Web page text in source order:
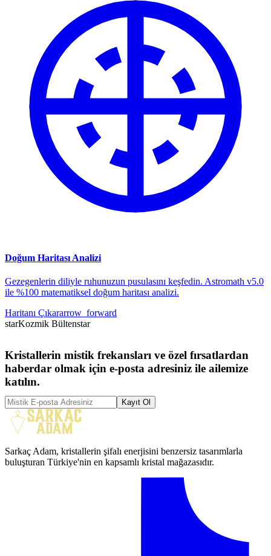
Doğum Haritası Analizi
Gezegenlerin diliyle ruhunuzun pusulasını keşfedin. Astromath v5.0
ile %100 matematiksel doğum haritası analizi.
Haritanı Çıkararrow_forward
starKozmik Bültenstar
Kristallerin mistik frekansları ve özel fırsatlardan
haberdar olmak için e-posta adresiniz ile ailemize
katılın.
Kayıt Ol
Sarkaç Adam, kristallerin şifalı enerjisini benzersiz tasarımlarla
buluşturan Türkiye'nin en kapsamlı kristal mağazasıdır.